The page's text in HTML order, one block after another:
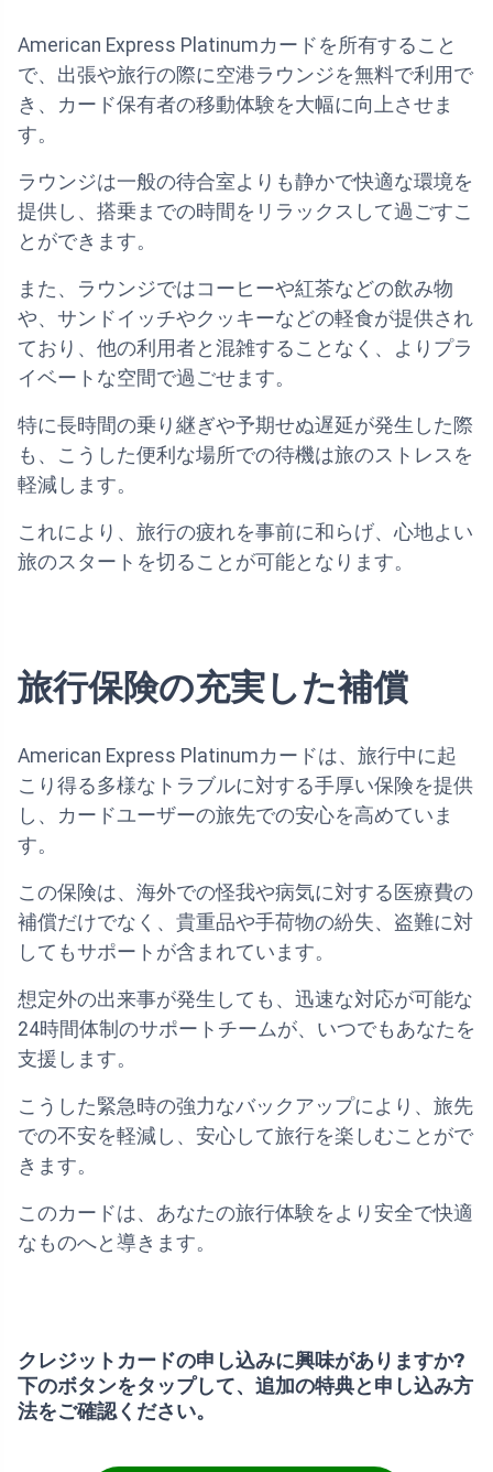
American Express Platinumカードを所有すること
で、出張や旅行の際に空港ラウンジを無料で利用で
き、カード保有者の移動体験を大幅に向上させま
す。
ラウンジは一般の待合室よりも静かで快適な環境を
提供し、搭乗までの時間をリラックスして過ごすこ
とができます。
また、ラウンジではコーヒーや紅茶などの飲み物
や、サンドイッチやクッキーなどの軽食が提供され
ており、他の利用者と混雑することなく、よりプラ
イベートな空間で過ごせます。
特に長時間の乗り継ぎや予期せぬ遅延が発生した際
も、こうした便利な場所での待機は旅のストレスを
軽減します。
これにより、旅行の疲れを事前に和らげ、心地よい
旅のスタートを切ることが可能となります。
旅行保険の充実した補償
American Express Platinumカードは、旅行中に起
こり得る多様なトラブルに対する手厚い保険を提供
し、カードユーザーの旅先での安心を高めていま
す。
この保険は、海外での怪我や病気に対する医療費の
補償だけでなく、貴重品や手荷物の紛失、盗難に対
してもサポートが含まれています。
想定外の出来事が発生しても、迅速な対応が可能な
24時間体制のサポートチームが、いつでもあなたを
支援します。
こうした緊急時の強力なバックアップにより、旅先
での不安を軽減し、安心して旅行を楽しむことがで
きます。
このカードは、あなたの旅行体験をより安全で快適
なものへと導きます。
クレジットカードの申し込みに興味がありますか?
下のボタンをタップして、追加の特典と申し込み方
法をご確認ください。